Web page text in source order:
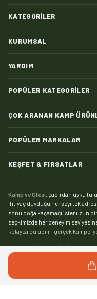
KATEGORILER
KURUMSAL
YARDIM
POPÜLER KATEGORILER
ÇOK ARANAN KAMP
POPÜLER MARKALAR
KEŞFET & FIRSATLAR
Kamp ve Ötesi , çadırdan uyku
ihtiyaç duyduğu her şeyi tek
sonu doğa kaçamağı ister uzun
seçkimizde her deneyim
kolayca bulabilir, gerçek kampçı
Kampın kalbi çadırdır:kamp çadırı
boyu geniş yaşam alanlı
pratik şişme çadırlara kadar
kamp yapanlar için su sütununa